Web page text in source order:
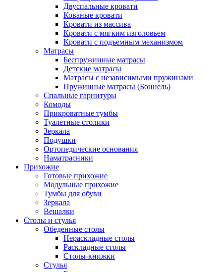
Двуспальные кровати
Кованые кровати
Кровати из массива
Кровати с мягким изголовьем
Кровати с подъемным механизмом
Матрасы
Беспружинные матрасы
Детские матрасы
Матрасы с независимыми пружинами
Пружинные матрасы (Боннель)
Спальные гарнитуры
Комоды
Прикроватные тумбы
Туалетные столики
Зеркала
Подушки
Ортопедические основания
Наматрасники
Прихожие
Готовые прихожие
Модульные прихожие
Тумбы для обуви
Зеркала
Вешалки
Столы и стулья
Обеденные столы
Нераскладные столы
Раскладные столы
Столы-книжки
Стулья